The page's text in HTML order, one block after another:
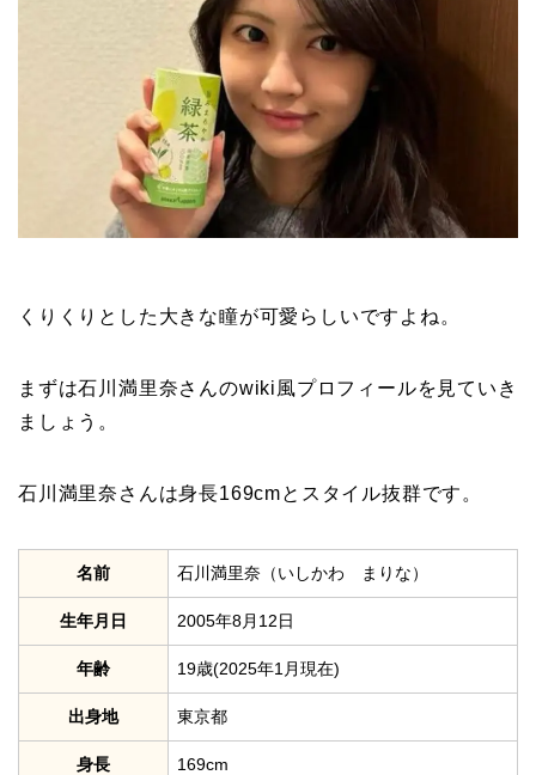
くりくりとした大きな瞳が可愛らしいですよね。
まずは石川満里奈さんのwiki風プロフィールを見ていき
ましょう。
石川満里奈さんは身長169cmとスタイル抜群です。
名前 石川満里奈（いしかわ まりな）
生年月日 2005年8月12日
年齢 19歳(2025年1月現在)
出身地 東京都
身長 169cm